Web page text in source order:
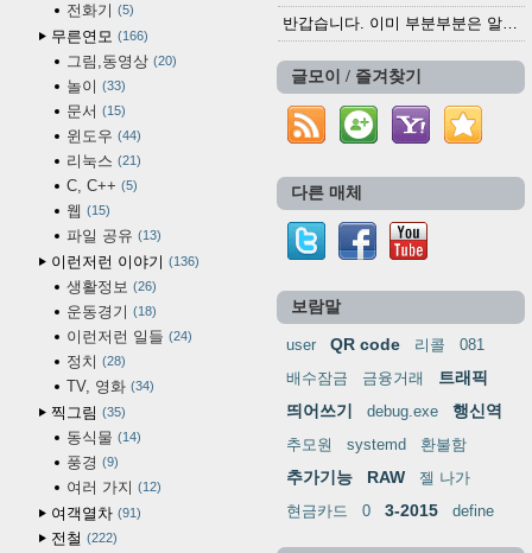
전화기 5
무른연모 166
그림,동영상 20
놀이 33
문서 15
윈도우 44
리눅스 21
C, C++ 5
웹 15
파일 공유 13
이런저런 이야기 136
생활정보 26
운동경기 18
이런저런 일들 24
정치 28
TV, 영화 34
찍그림 35
동식물 14
풍경 9
여러 가지 12
여객열차 91
전철 222
반갑습니다. 이미 부분부분은 알려진 정보들이...
글모이 / 즐겨찾기
다른 매체
보람말
user QR code 리콜
081
배수잠금
금융거래
트래픽
띄어쓰기
debug.exe 행신역
추모원 systemd 환불함
추가기능 RAW
젤 나가
현금카드
0 3-2015 define